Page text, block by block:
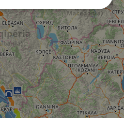
Ciblage
Non classifiés